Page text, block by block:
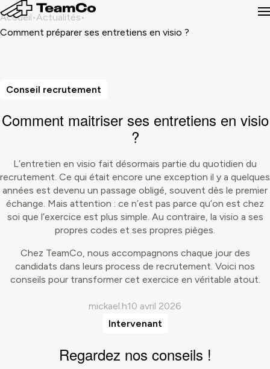
Accueil Actualités
Comment préparer ses entretiens en visio ?
Conseil recrutement
Comment maitriser ses entretiens en visio
?
L’entretien en visio fait désormais partie du quotidien du
recrutement. Ce qui était encore une exception il y a quelques
années est devenu un passage obligé, souvent dès le premier
échange. Mais attention : ce n’est pas parce qu’on est chez
soi que l’exercice est plus simple. Au contraire, la visio a ses
propres codes et ses propres pièges.
Chez TeamCo, nous accompagnons chaque jour des
candidats dans leurs process de recrutement. Voici nos
conseils pour transformer cet exercice en véritable atout.
mickael.h10 avril 2026
Intervenant
Regardez nos conseils !